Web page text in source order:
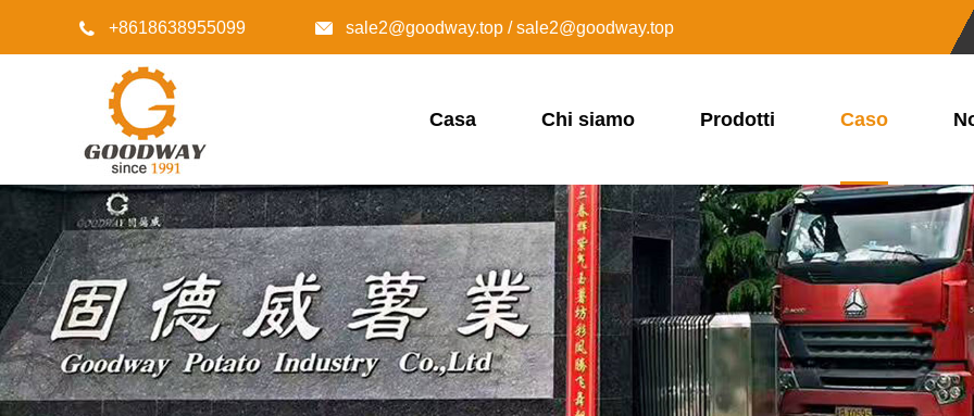
 +8618638955099  sale2@goodway.top / sale2@goodway.top
Casa Chi siamo Prodotti Caso